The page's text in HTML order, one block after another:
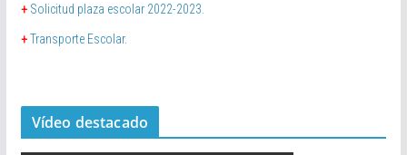
+ Solicitud plaza escolar 2022-2023.
+Transporte Escolar.
Vídeo destacado